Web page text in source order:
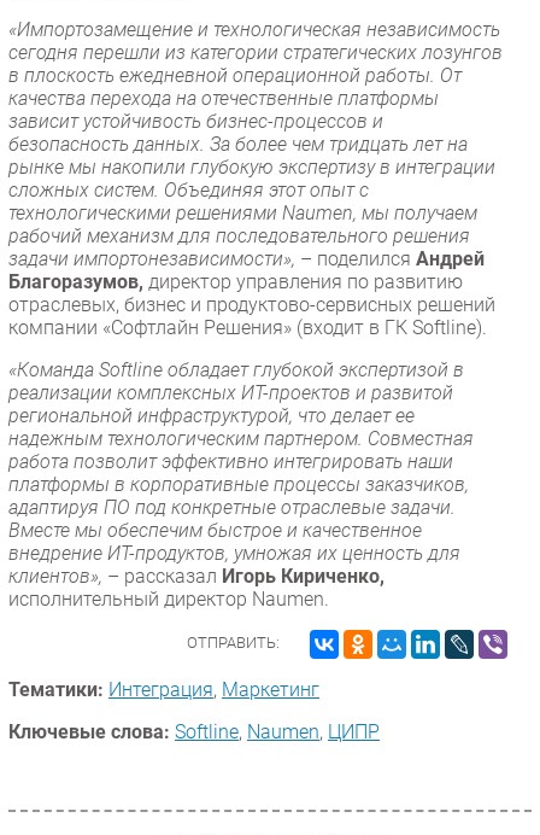
«Импортозамещение и технологическая независимость
сегодня перешли из категории стратегических лозунгов
в плоскость ежедневной операционной работы. От
качества перехода на отечественные платформы
зависит устойчивость бизнес-процессов и
безопасность данных. За более чем тридцать лет на
рынке мы накопили глубокую экспертизу в интеграции
сложных систем. Объединяя этот опыт с
технологическими решениями Naumen, мы получаем
рабочий механизм для последовательного решения
задачи импортонезависимости», – поделился Андрей
Благоразумов, директор управления по развитию
отраслевых, бизнес и продуктово-сервисных решений
компании «Софтлайн Решения» (входит в ГК Softline).
«Команда Softline обладает глубокой экспертизой в
реализации комплексных ИТ-проектов и развитой
региональной инфраструктурой, что делает ее
надежным технологическим партнером. Совместная
работа позволит эффективно интегрировать наши
платформы в корпоративные процессы заказчиков,
адаптируя ПО под конкретные отраслевые задачи.
Вместе мы обеспечим быстрое и качественное
внедрение ИТ-продуктов, умножая их ценность для
клиентов», – рассказал Игорь Кириченко,
исполнительный директор Naumen.
ОТПРАВИТЬ:
Тематики: Интеграция, Маркетинг
Ключевые слова: Softline, Naumen, ЦИПР